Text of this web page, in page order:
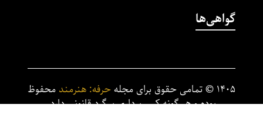
گواهی‌ها
۱۴۰۵ ©تمامی حقوق برای مجلهحرفه: هنرمند محفوظ
بوده و هر گونه کپی برداری پیگرد قانونی دارد.